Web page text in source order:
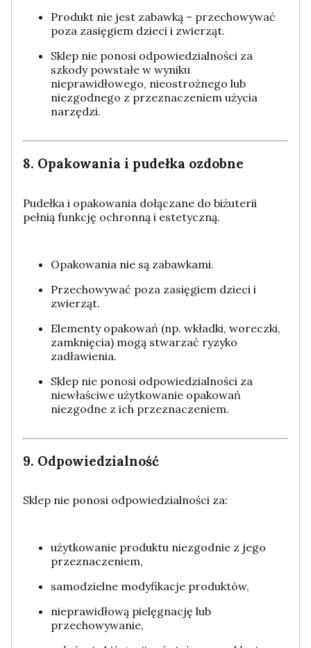
Produkt nie jest zabawką – przechowywać
poza zasięgiem dzieci i zwierząt.
Sklep nie ponosi odpowiedzialności za
szkody powstałe w wyniku
nieprawidłowego, nieostrożnego lub
niezgodnego z przeznaczeniem użycia
narzędzi.
8. Opakowania i pudełka ozdobne
Pudełka i opakowania dołączane do biżuterii
pełnią funkcję ochronną i estetyczną.
Opakowania nie są zabawkami.
Przechowywać poza zasięgiem dzieci i
zwierząt.
Elementy opakowań (np. wkładki, woreczki,
zamknięcia) mogą stwarzać ryzyko
zadławienia.
Sklep nie ponosi odpowiedzialności za
niewłaściwe użytkowanie opakowań
niezgodne z ich przeznaczeniem.
9. Odpowiedzialność
Sklep nie ponosi odpowiedzialności za:
użytkowanie produktu niezgodnie z jego
przeznaczeniem,
samodzielne modyfikacje produktów,
nieprawidłową pielęgnację lub
przechowywanie,